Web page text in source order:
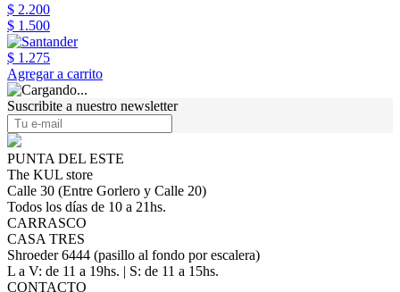
$ 2.200
$ 1.500
$ 1.275
Agregar a carrito
Suscribite a nuestro newsletter
PUNTA DEL ESTE
The KUL store
Calle 30 (Entre Gorlero y Calle 20)
Todos los días de 10 a 21hs.
CARRASCO
CASA TRES
Shroeder 6444 (pasillo al fondo por escalera)
L a V: de 11 a 19hs. | S: de 11 a 15hs.
CONTACTO